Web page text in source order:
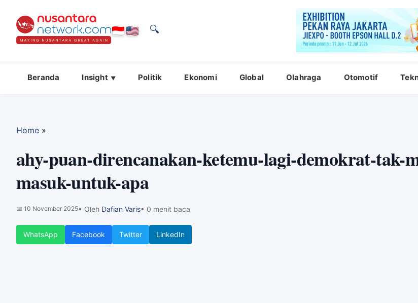
🔍
Beranda Insight Politik Ekonomi Global Olahraga Otomotif
Home »
ahy-puan-direncanakan-ketemu-lagi-demokrat-tak-
masuk-untuk-apa
📅 10 November 2025• Oleh Dafian Varis• 0 menit baca
WhatsApp Facebook Twitter LinkedIn